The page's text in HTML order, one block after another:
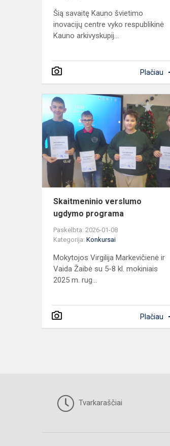
Šią savaitę Kauno švietimo
inovacijų centre vyko respublikinė
Kauno arkivyskupij...
Plačiau
Skaitmeninio verslumo
ugdymo programa
Paskelbta: 2026-01-08
Kategorija: Konkursai
Mokytojos Virgilija Markevičienė ir
Vaida Žaibė su 5-8 kl. mokiniais
2025 m. rug...
Plačiau
Tvarkaraščiai